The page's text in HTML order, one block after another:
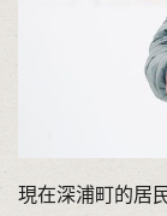
現在深浦町的居